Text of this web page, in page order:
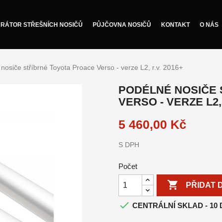
STŘEŠNÍCH NOSIČŮ PŮJČOVNA NOSIČŮ KONTAKT O NÁS
stříbrné Toyota Proace Verso - verze L2, r.v. 2016+
PODÉLNÉ NOSIČE
VERSO - VERZE
5 460,00 Kč
S DPH
Počet
 PŘIDAT
 CENTRÁLNÍ SKLAD - 10